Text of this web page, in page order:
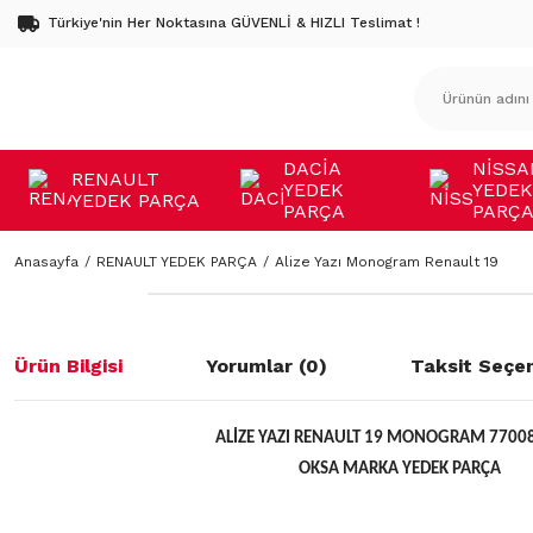
Türkiye'nin Her Noktasına GÜVENLİ & HIZLI Teslimat !
RENAULT
YEDEK PARÇA
DACİA
YEDEK
PARÇA
YEDEK
PARÇA
Anasayfa RENAULT YEDEK PARÇA Alize Yazı Monogram Renault 19
Ürün Bilgisi Yorumlar (0) Taksit
ALİZE YAZI RENAULT 19 MONOGRAM
OKSA MARKA YEDEK PARÇA